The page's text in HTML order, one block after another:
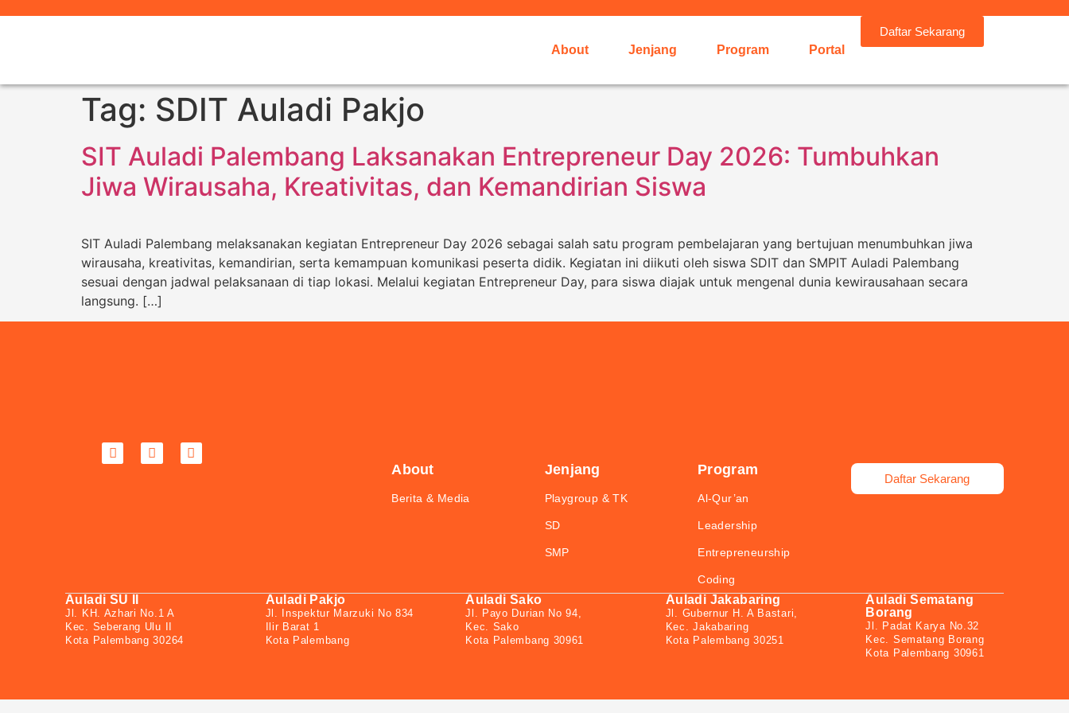
About Jenjang Program Portal
Daftar Sekarang
Tag: SDIT Auladi Pakjo
SIT Auladi Palembang Laksanakan Entrepreneur Day 2026: Tumbuhkan
Jiwa Wirausaha, Kreativitas, dan Kemandirian Siswa
SIT Auladi Palembang melaksanakan kegiatan Entrepreneur Day 2026 sebagai salah satu program pembelajaran yang bertujuan menumbuhkan jiwa
wirausaha, kreativitas, kemandirian, serta kemampuan komunikasi peserta didik. Kegiatan ini diikuti oleh siswa SDIT dan SMPIT Auladi Palembang
sesuai dengan jadwal pelaksanaan di tiap lokasi. Melalui kegiatan Entrepreneur Day, para siswa diajak untuk mengenal dunia kewirausahaan secara
langsung. […]
About
Berita & Media
Jenjang
Playgroup & TK
SD
SMP
Program
Al-Qur’an
Leadership
Entrepreneurship
Coding
Daftar Sekarang
Auladi SU II
Jl. KH. Azhari No.1 A
Kec. Seberang Ulu II
Kota Palembang 30264
Auladi Pakjo
Jl. Inspektur Marzuki No 834
Ilir Barat 1
Kota Palembang
Auladi Sako
Jl. Payo Durian No 94,
Kec. Sako
Kota Palembang 30961
Auladi Jakabaring
Jl. Gubernur H. A Bastari,
Kec. Jakabaring
Kota Palembang 30251
Auladi Sematang
Borang
Jl. Padat Karya No.32
Kec. Sematang Borang
Kota Palembang 30961